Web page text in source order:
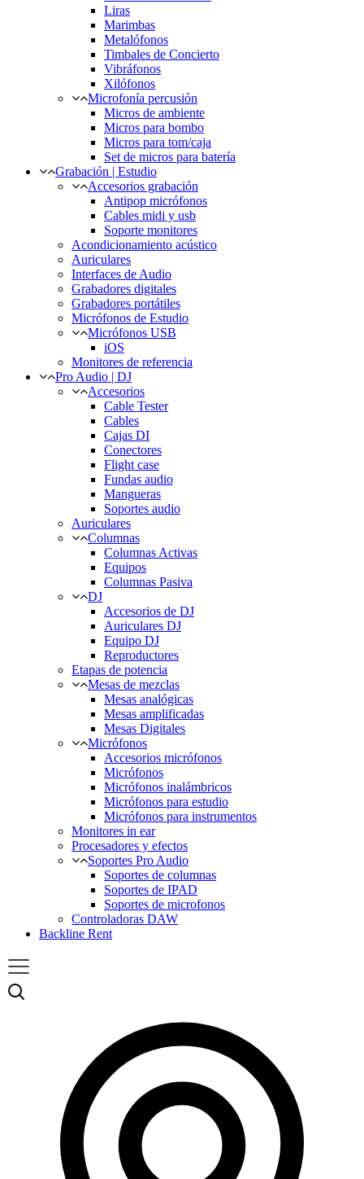
Liras
Marimbas
Metalófonos
Timbales de Concierto
Vibráfonos
Xilófonos
Microfonía percusión
Micros de ambiente
Micros para bombo
Micros para tom/caja
Set de micros para batería
Grabación | Estudio
Accesorios grabación
Antipop micrófonos
Cables midi y usb
Soporte monitores
Acondicionamiento acústico
Auriculares
Interfaces de Audio
Grabadores digitales
Grabadores portátiles
Micrófonos de Estudio
Micrófonos USB
iOS
Monitores de referencia
Pro Audio | DJ
Accesorios
Cable Tester
Cables
Cajas DI
Conectores
Flight case
Fundas audio
Mangueras
Soportes audio
Auriculares
Columnas
Columnas Activas
Equipos
Columnas Pasiva
DJ
Accesorios de DJ
Auriculares DJ
Equipo DJ
Reproductores
Etapas de potencia
Mesas de mezclas
Mesas analógicas
Mesas amplificadas
Mesas Digitales
Micrófonos
Accesorios micrófonos
Micrófonos
Micrófonos inalámbricos
Micrófonos para estudio
Micrófonos para instrumentos
Monitores in ear
Procesadores y efectos
Soportes Pro Audio
Soportes de columnas
Soportes de IPAD
Soportes de microfonos
Controladoras DAW
Backline Rent